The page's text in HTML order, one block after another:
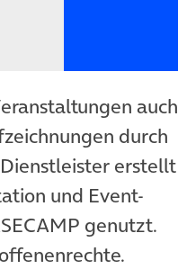
auch
durch
erstellt
und Event-
genutzt.